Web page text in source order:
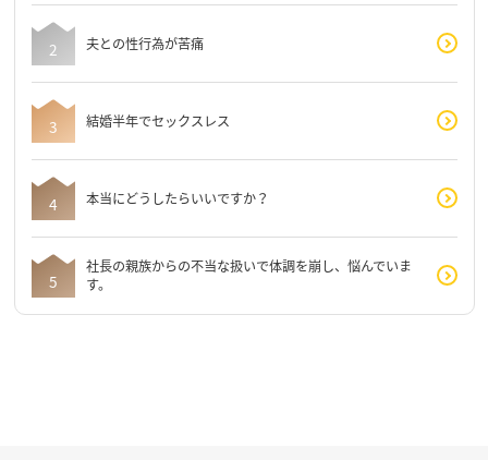
夫との性行為が苦痛
結婚半年でセックスレス
本当にどうしたらいいですか？
社長の親族からの不当な扱いで体調を崩し、悩んでいま
す。